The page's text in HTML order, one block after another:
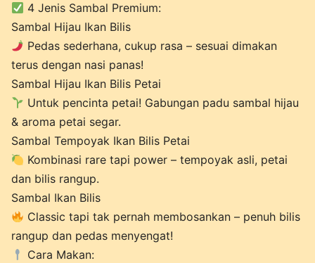
4 Jenis Sambal Premium:
Sambal Hijau Ikan Bilis
Pedas sederhana, cukup rasa – sesuai dimakan
terus dengan nasi panas!
Sambal Hijau Ikan Bilis Petai
Untuk pencinta petai! Gabungan padu sambal hijau
& aroma petai segar.
Sambal Tempoyak Ikan Bilis Petai
Kombinasi rare tapi power – tempoyak asli, petai
dan bilis rangup.
Sambal Ikan Bilis
Classic tapi tak pernah membosankan – penuh bilis
rangup dan pedas menyengat!
Cara Makan: